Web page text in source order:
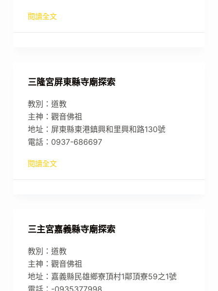
閱讀全文
三隆宮屏東縣寺廟探索
教別：道教
主神：觀音佛祖
地址：屏東縣東港鎮興和里興和路130號
電話：0937-686697
閱讀全文
三主宮嘉義縣寺廟探索
教別：道教
主神：觀音佛祖
地址：嘉義縣民雄鄉寮頂村1鄰頂寮59之1號
電話：-0935377998